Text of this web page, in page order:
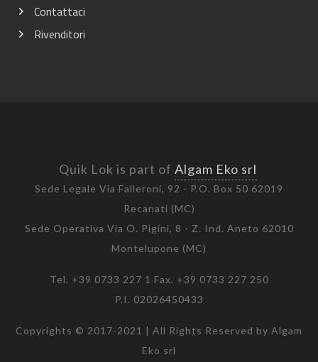
Contattaci
Rivenditori
Quik Lok is part of Algam Eko srl
Sede Legale Via Falleroni, 92 - P.O. Box 50 62019
Recanati (MC)
Sede Operativa Via O. Pigini, 8 - Z. Ind. Aneto 62010
Montelupone (MC)
Tel. +39 0733 227 1 Fax. +39 0733 227 250
P.I. 02026450433
Copyrights © 2017-2021 | All Rights Reserved by Algam
Eko srl